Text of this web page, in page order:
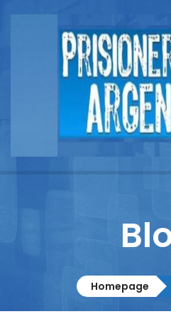
Buscador
Documentos
Columnistas
Contacto
Homepage